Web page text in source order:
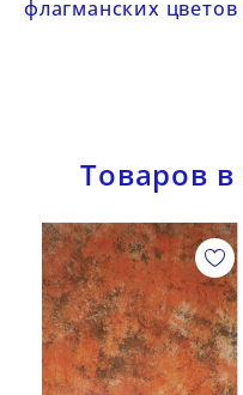
флагманских
Товаров в